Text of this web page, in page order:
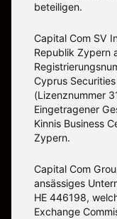
beteiligen.
Capital Com SV
Republik Zypern
Cyprus
(Lizenznummer
Eingetragener
Kinnis Business
Zypern.
Capital Com
ansässiges
ΗΕ 446198,
Exchange